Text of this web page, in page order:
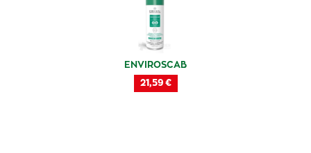
ENVIROSCAB
21,59 €